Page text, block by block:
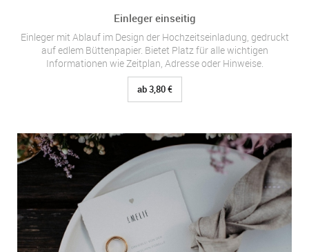
Einleger einseitig
Einleger mit Ablauf im Design der Hochzeitseinladung, gedruckt
auf edlem Büttenpapier. Bietet Platz für alle wichtigen
Informationen wie Zeitplan, Adresse oder Hinweise.
ab 3,80 €